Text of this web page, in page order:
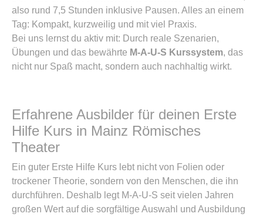
also rund 7,5 Stunden inklusive Pausen. Alles an einem
Tag: Kompakt, kurzweilig und mit viel Praxis.
Bei uns lernst du aktiv mit: Durch reale Szenarien,
Übungen und das bewährte M-A-U-S Kurssystem, das
nicht nur Spaß macht, sondern auch nachhaltig wirkt.
Erfahrene Ausbilder für deinen Erste
Hilfe Kurs in Mainz Römisches
Theater
Ein guter Erste Hilfe Kurs lebt nicht von Folien oder
trockener Theorie, sondern von den Menschen, die ihn
durchführen. Deshalb legt M-A-U-S seit vielen Jahren
großen Wert auf die sorgfältige Auswahl und Ausbildung